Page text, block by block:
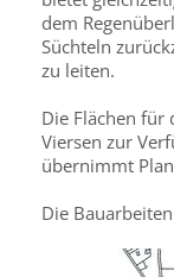
dem
Süchteln
zu leiten.
Die Flächen für
Viersen zur
übernimmt
Die